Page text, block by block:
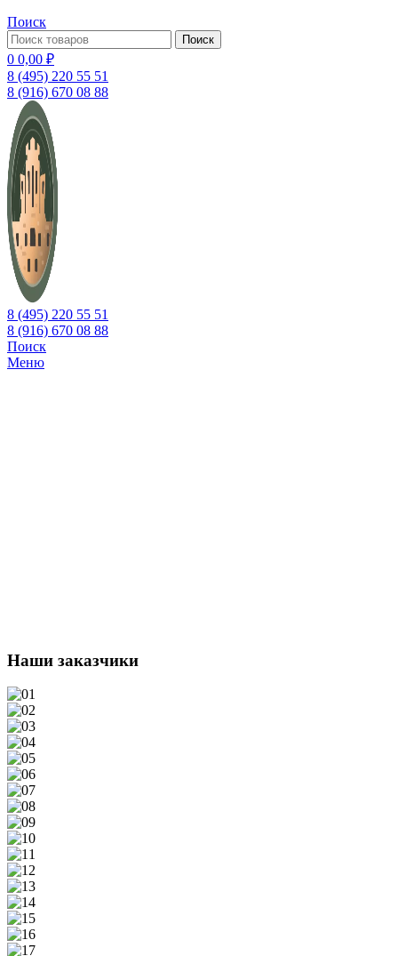
Поиск
Поиск
0 0,00 ₽
8 (495) 220 55 51
8 (916) 670 08 88
8 (495) 220 55 51
8 (916) 670 08 88
Поиск
Меню
Наши заказчики